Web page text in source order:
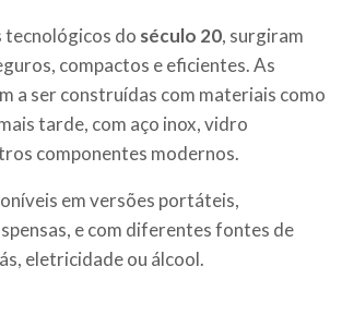
tecnológicos do século 20, surgiram
compactos e eficientes. As
a ser construídas com materiais como
tarde, com aço inox, vidro
componentes modernos.
em versões portáteis,
e com diferentes fontes de
eletricidade ou álcool.